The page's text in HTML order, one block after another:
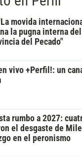
movida
la pugna interna
del Pecado"
vivo +Perfil!: un
rumbo a 2027:
el desgaste de
en el peronismo